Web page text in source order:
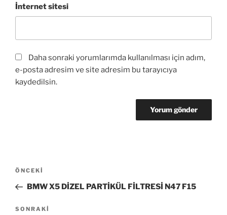
İnternet sitesi
Daha sonraki yorumlarımda kullanılması için adım,
e-posta adresim ve site adresim bu tarayıcıya
kaydedilsin.
Yazı
Önceki
Yazı
ÖNCEKI
BMW X5 DİZEL PARTİKÜL FİLTRESİ N47 F15
Sonraki
SONRAKI